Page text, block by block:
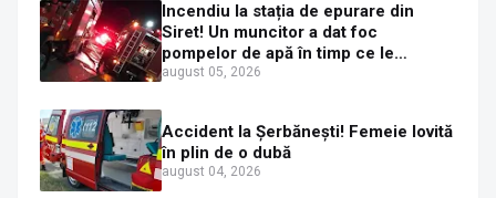
Incendiu la stația de epurare din
Siret! Un muncitor a dat foc
pompelor de apă în timp ce le
alimenta cu combustibil
august 05, 2026
Accident la Șerbănești! Femeie lovită
în plin de o dubă
august 04, 2026